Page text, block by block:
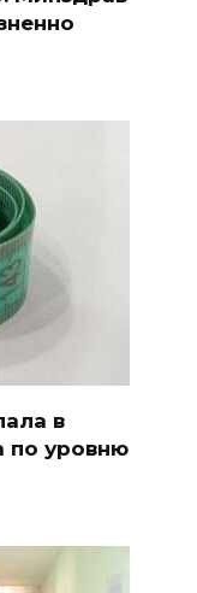
в
по уровню